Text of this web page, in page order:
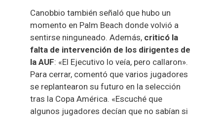
Canobbio también señaló que hubo un
momento en Palm Beach donde volvió a
sentirse ninguneado. Además, criticó la
falta de intervención de los dirigentes de
la AUF: «El Ejecutivo lo veía, pero callaron».
Para cerrar, comentó que varios jugadores
se replantearon su futuro en la selección
tras la Copa América. «Escuché que
algunos jugadores decían que no sabían si